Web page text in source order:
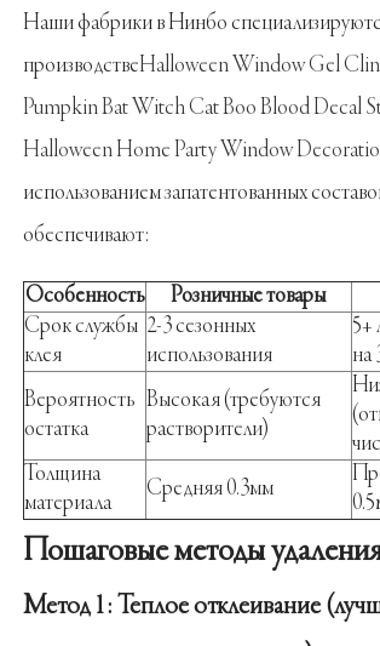
Наши фабрики в Нинбо
производствеHalloween Window Gel
Pumpkin Bat Witch Cat Boo Blood Decal
Halloween Home Party Window
использованием запатентованных
обеспечивают:
Особенность Розничные товары
Срок службы
клея
2-3 сезонных
использования
5+
на
Вероятность
остатка
Высокая (требуются
растворители)
Толщина
материала
Средняя 0.3мм
Пошаговые методы
Метод 1: Теплое отклеивание